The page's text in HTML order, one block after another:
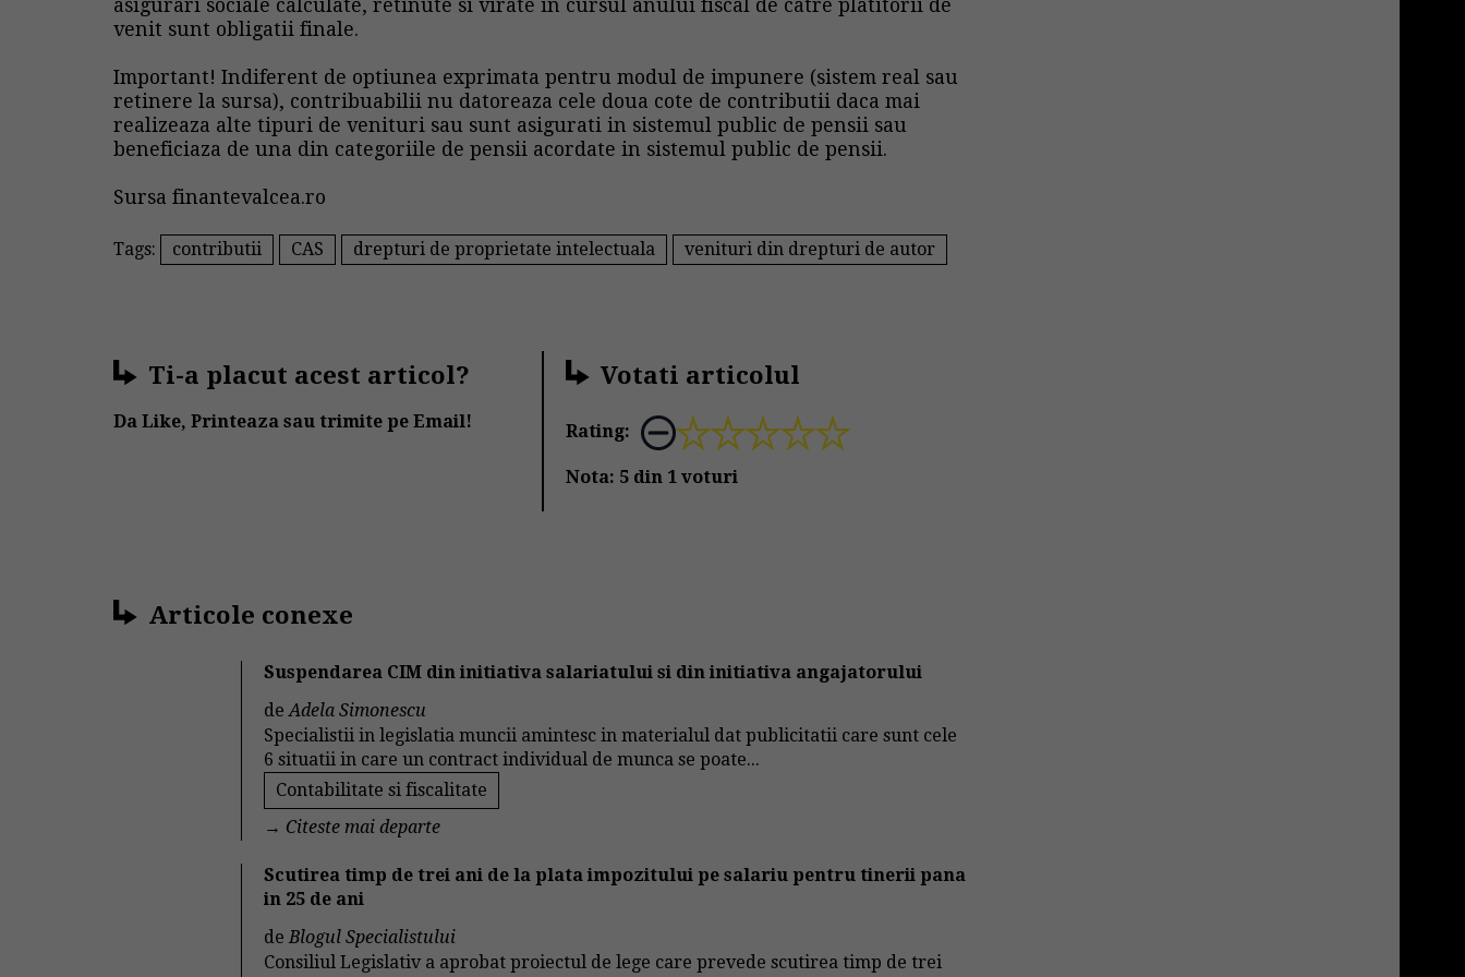
asigurari sociale calculate, retinute si virate in cursul anului fiscal de catre platitorii de
venit sunt obligatii finale.
Important! Indiferent de optiunea exprimata pentru modul de impunere (sistem real sau
retinere la sursa), contribuabilii nu datoreaza cele doua cote de contributii daca mai
realizeaza alte tipuri de venituri sau sunt asigurati in sistemul public de pensii sau
beneficiaza de una din categoriile de pensii acordate in sistemul public de pensii.
Sursa finantevalcea.ro
Tags: contributii CAS drepturi de proprietate intelectuala venituri din drepturi de autor
Ti-a placut acest articol?
Da Like, Printeaza sau trimite pe Email!
Votati articolul
Rating:
Nota: 5din 1voturi
Articole conexe
Suspendarea CIM din initiativa salariatului si din initiativa angajatorului
deAdela Simonescu
Specialistii in legislatia muncii amintesc in materialul dat publicitatii care sunt cele
6 situatii in care un contract individual de munca se poate...
Contabilitate si fiscalitate
→ Citeste mai departe
Scutirea timp de trei ani de la plata impozitului pe salariu pentru tinerii pana
in 25 de ani
deBlogul Specialistului
Consiliul Legislativ a aprobat proiectul de lege care prevede scutirea timp de trei